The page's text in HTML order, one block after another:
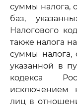
суммы налога,
баз,
Налогового
также налога
суммы налога,
указанной в
кодекса
исключением
лиц в